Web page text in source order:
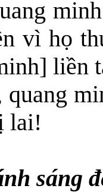
vì họ
liền
lai!
sáng